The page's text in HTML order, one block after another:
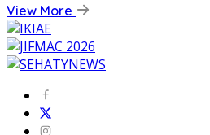
View More